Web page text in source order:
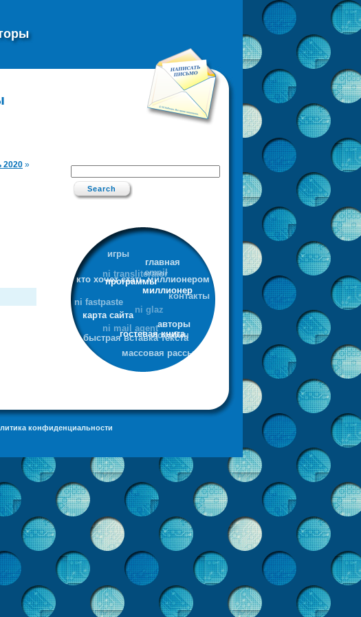
2020 »
программы
миллионер
главная
игры
кто хочет стать миллионером
карта сайта
гостевая книга
авторы
контакты
email
ni transliterator
ni fastpaste
быстрая вставка текста
массовая рассылка
лотобин
ni glaz
ni mail agent
конфиденциальности